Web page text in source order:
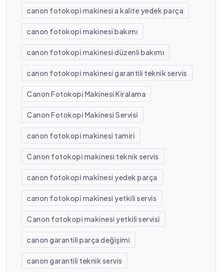
canon fotokopi makinesi a kalite yedek parça
canon fotokopi makinesi bakımı
canon fotokopi makinesi düzenli bakımı
canon fotokopi makinesi garantili teknik servis
Canon Fotokopi Makinesi Kiralama
Canon Fotokopi Makinesi Servisi
canon fotokopi makinesi tamiri
Canon fotokopi makinesi teknik servis
canon fotokopi makinesi yedek parça
canon fotokopi makinesi yetkili servis
Canon fotokopi makinesi yetkili servisi
canon garantili parça değişimi
canon garantili teknik servis